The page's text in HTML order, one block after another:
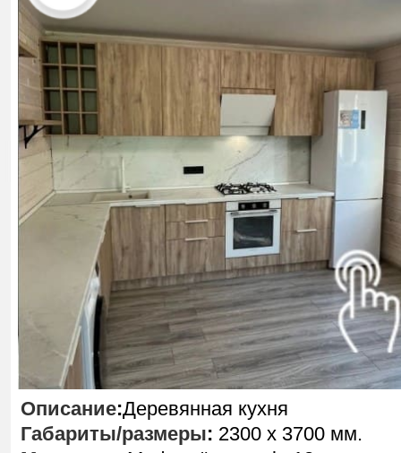
Деревянная кухня
Описание:
Габариты/размеры: 2300 х 3700 мм.